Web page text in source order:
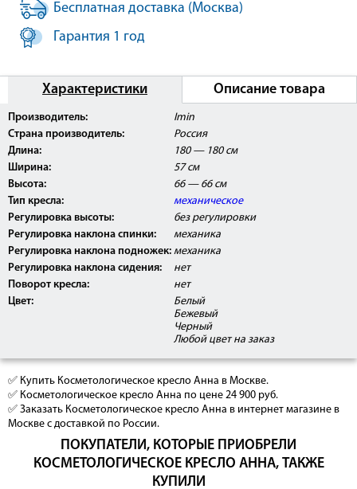
Бесплатная доставка (Москва)
Гарантия 1 год
Характеристики Описание товара
Производитель:
Imin
Страна производитель:
Россия
Длина:
180 — 180 см
Ширина:
57 см
Высота:
66 — 66 см
Тип кресла:
механическое
Регулировка высоты:
без регулировки
Регулировка наклона спинки:
механика
Регулировка наклона подножек: механика
Регулировка наклона сидения:
нет
Поворот кресла:
нет
Цвет:
Белый
Бежевый
Черный
Любой цвет на заказ
✅ Купить Косметологическое кресло Анна в Москве.
✅ Косметологическое кресло Анна по цене 24 900 руб.
✅ Заказать Косметологическое кресло Анна в интернет магазине в
Москве с доставкой по России.
ПОКУПАТЕЛИ, КОТОРЫЕ ПРИОБРЕЛИ
КОСМЕТОЛОГИЧЕСКОЕ КРЕСЛО АННА, ТАКЖЕ
КУПИЛИ